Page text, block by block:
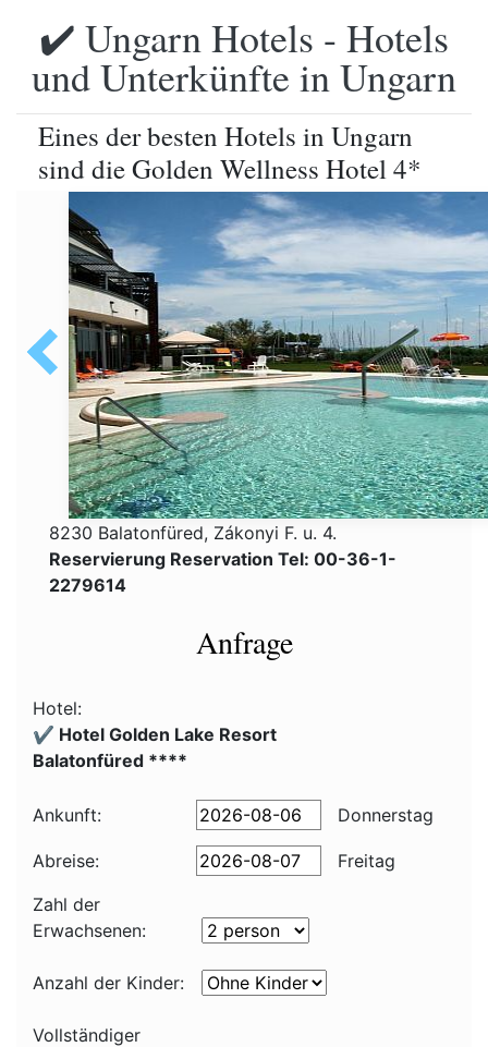
✔️ Ungarn Hotels - Hotels
und Unterkünfte in Ungarn
Eines der besten Hotels in Ungarn
sind die Golden Wellness Hotel 4*
8230 Balatonfüred, Zákonyi F. u. 4.
Reservierung Reservation Tel: 00-36-1-
2279614
Anfrage
Hotel:
✔️ Hotel Golden Lake Resort
Balatonfüred ****
Ankunft: Donnerstag
Abreise:
Freitag
Zahl der
Erwachsenen:
Anzahl der Kinder:
Vollständiger